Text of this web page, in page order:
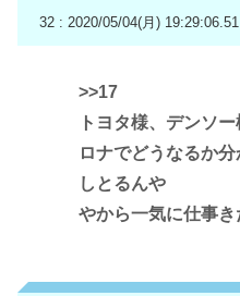
32 : 2020/05/04(月) 19:29:06.51
>>17
トヨタ様、デンソ
ロナでどうなるか
しとるんや
やから一気に仕事き